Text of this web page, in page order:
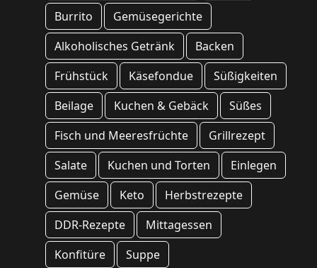
Burrito
Gemüsegerichte
Alkoholisches Getränk
Backen
Frühstück
Käsefondue
Süßigkeiten
Beilage
Kuchen & Gebäck
Süßes
Fisch und Meeresfrüchte
Grillrezept
Salate
Kuchen und Torten
Einlegen
Gemüse
Keto
Herbstrezepte
DDR-Rezepte
Mittagessen
Konfitüre
Suppe